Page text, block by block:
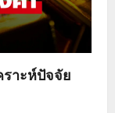
ราะห์ปัจจัย